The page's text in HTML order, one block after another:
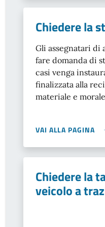
Chiedere la
Gli assegnatari di
fare domanda di
casi venga
finalizzata alla
materiale e
VAI ALLA PAGINA
Chiedere la
veicolo a